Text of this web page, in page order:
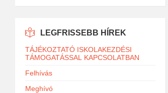
LEGFRISSEBB HÍREK
TÁJÉKOZTATÓ ISKOLAKEZDÉSI
TÁMOGATÁSSAL KAPCSOLATBAN
Felhívás
Meghívó